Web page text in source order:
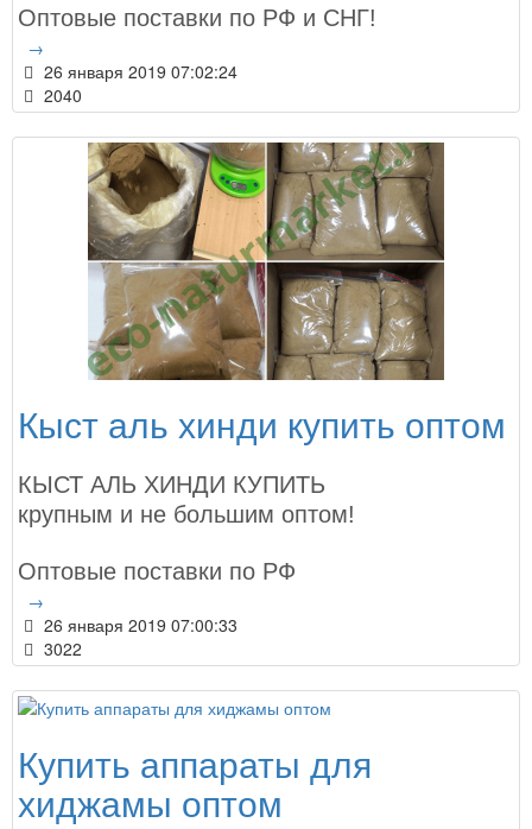
Оптовые поставки по РФ и СНГ!
→
26 января 2019 07:02:24
2040
Кыст аль хинди купить оптом
КЫСТ АЛЬ ХИНДИ КУПИТЬ
крупным и не большим оптом!
Оптовые поставки по РФ
→
26 января 2019 07:00:33
3022
Купить аппараты для
хиджамы оптом